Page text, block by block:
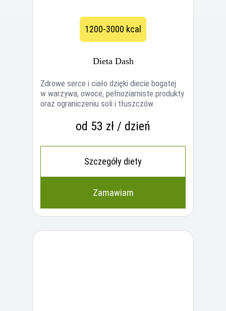
1200-3000 kcal
Dieta Dash
Zdrowe serce i ciało dzięki diecie bogatej
w warzywa, owoce, pełnoziarniste produkty
oraz ograniczeniu soli i tłuszczów.
od 53 zł / dzień
Szczegóły diety
Zamawiam